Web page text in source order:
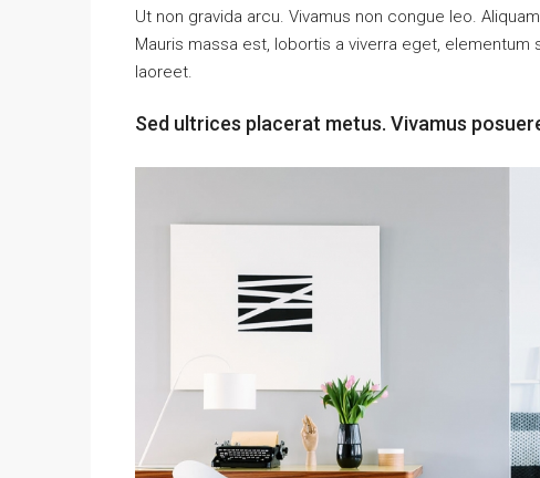
Ut non gravida arcu. Vivamus non congue leo.
Mauris massa est, lobortis a viverra eget,
laoreet.
Sed ultrices placerat metus. Vivamus